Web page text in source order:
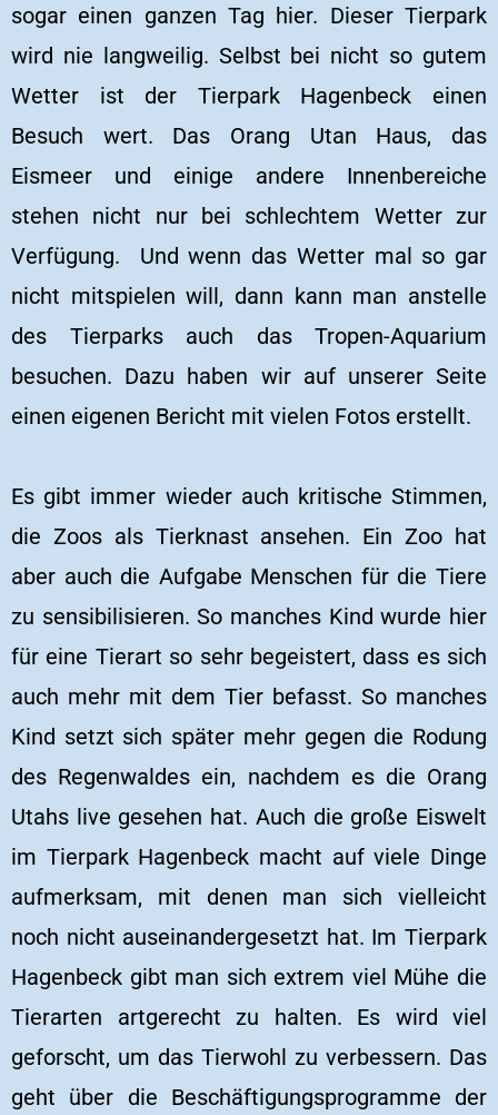
sogar einen ganzen Tag hier. Dieser Tierpark
wird nie langweilig. Selbst bei nicht so gutem
Wetter ist der Tierpark Hagenbeck einen
Besuch wert. Das Orang Utan Haus, das
Eismeer und einige andere Innenbereiche
stehen nicht nur bei schlechtem Wetter zur
Verfügung. Und wenn das Wetter mal so gar
nicht mitspielen will, dann kann man anstelle
des Tierparks auch das Tropen-Aquarium
besuchen. Dazu haben wir auf unserer Seite
einen eigenen Bericht mit vielen Fotos erstellt.
Es gibt immer wieder auch kritische Stimmen,
die Zoos als Tierknast ansehen. Ein Zoo hat
aber auch die Aufgabe Menschen für die Tiere
zu sensibilisieren. So manches Kind wurde hier
für eine Tierart so sehr begeistert, dass es sich
auch mehr mit dem Tier befasst. So manches
Kind setzt sich später mehr gegen die Rodung
des Regenwaldes ein, nachdem es die Orang
Utahs live gesehen hat. Auch die große Eiswelt
im Tierpark Hagenbeck macht auf viele Dinge
aufmerksam, mit denen man sich vielleicht
noch nicht auseinandergesetzt hat. Im Tierpark
Hagenbeck gibt man sich extrem viel Mühe die
Tierarten artgerecht zu halten. Es wird viel
geforscht, um das Tierwohl zu verbessern. Das
geht über die Beschäftigungsprogramme der